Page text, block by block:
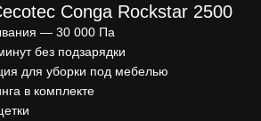
Conga Rockstar 2500
— 30 000 Па
без подзарядки
для уборки под мебелью
в комплекте